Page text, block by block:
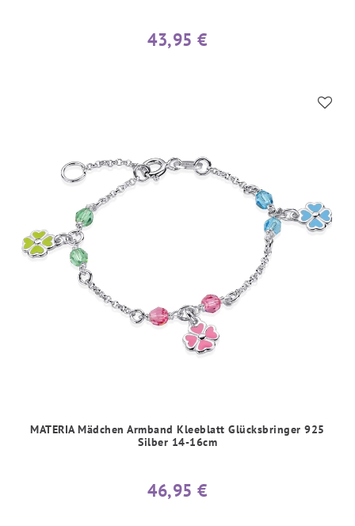
43,95 €
MATERIA Mädchen Armband Kleeblatt Glücksbringer 925
Silber 14-16cm
46,95 €